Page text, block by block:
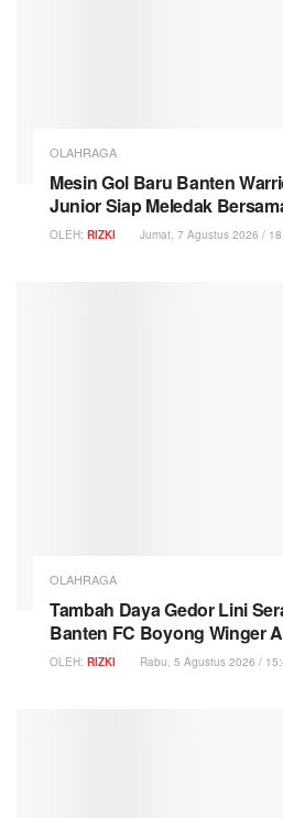
OLAHRAGA
Mesin Gol Baru Banten
Junior Siap Meledak
OLEH: RIZKI Jumat, 7 Agustus 2026 /
OLAHRAGA
Tambah Daya Gedor Lini
Banten FC Boyong Winger
OLEH: RIZKI Rabu, 5 Agustus 2026 /